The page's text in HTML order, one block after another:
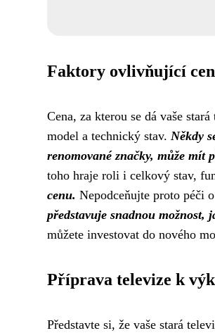
Faktory ovlivňující
Cena, za kterou se dá vaše
model a technický stav. Někdy
renomované značky, může mít
toho hraje roli i celkový stav,
cenu. Nepodceňujte proto péči
představuje snadnou možnost,
můžete investovat do nového
Příprava televize k
Představte si, že vaše stará